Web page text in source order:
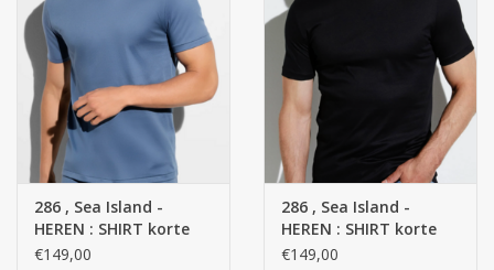
Kledij
Stof per meter
GESCHENK ARTIKELEN
STRANDLINNEN
MAATWERK
286 , Sea Island -
HEREN : SHIRT korte
mouw SS - 100 %
€149,00
286 , Sea Island -
HEREN : SHIRT korte
mouw SS - 100 %
€149,00